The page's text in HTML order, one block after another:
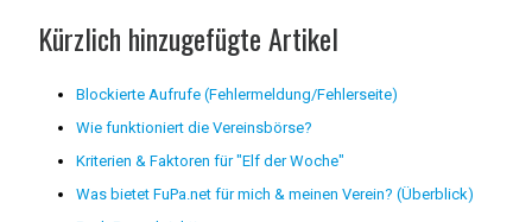
Kürzlich hinzugefügte Artikel
Blockierte Aufrufe (Fehlermeldung/Fehlerseite)
Wie funktioniert die Vereinsbörse?
Kriterien & Faktoren für "Elf der Woche"
Was bietet FuPa.net für mich & meinen Verein? (Überblick)